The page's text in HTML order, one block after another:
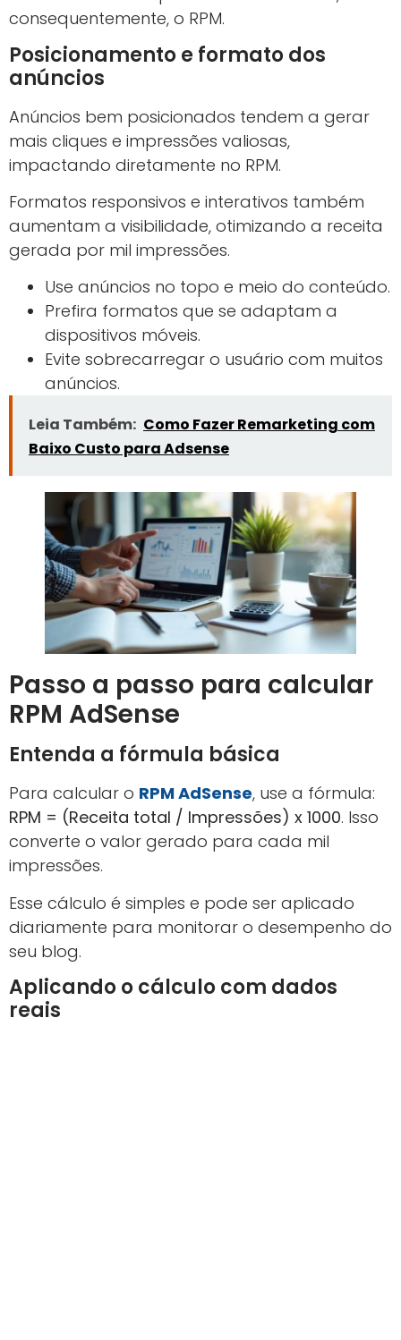
consequentemente, o RPM.
Posicionamento e formato dos
anúncios
Anúncios bem posicionados tendem a gerar
mais cliques e impressões valiosas,
impactando diretamente no RPM.
Formatos responsivos e interativos também
aumentam a visibilidade, otimizando a receita
gerada por mil impressões.
Use anúncios no topo e meio do conteúdo.
Prefira formatos que se adaptam a
dispositivos móveis.
Evite sobrecarregar o usuário com muitos
anúncios.
Leia Também: Como Fazer Remarketing com
Baixo Custo para Adsense
Passo a passo para calcular
RPM AdSense
Entenda a fórmula básica
Para calcular o RPM AdSense, use a fórmula:
RPM = (Receita total / Impressões) x 1000. Isso
converte o valor gerado para cada mil
impressões.
Esse cálculo é simples e pode ser aplicado
diariamente para monitorar o desempenho do
seu blog.
Aplicando o cálculo com dados
reais